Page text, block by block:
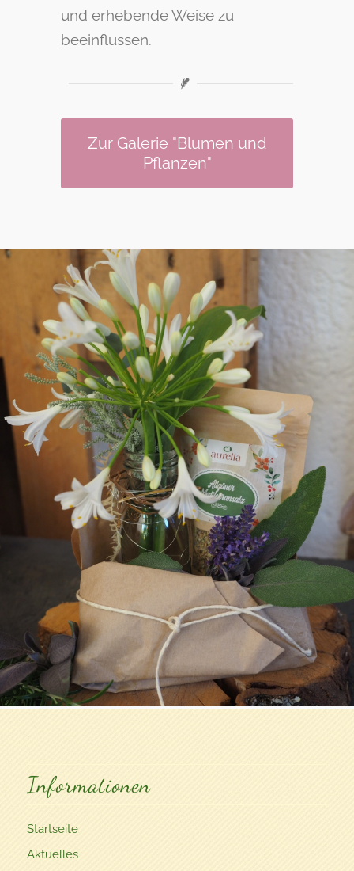
und erhebende Weise zu
beeinflussen.
Zur Galerie "Blumen und
Pflanzen"
Informationen
Startseite
Aktuelles